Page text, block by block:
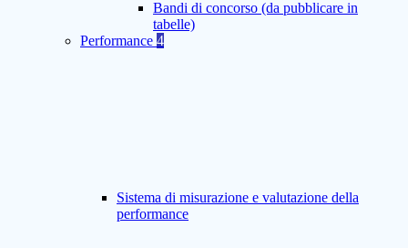
Bandi di concorso (da pubblicare in
tabelle)
Performance 4
Sistema di misurazione e valutazione della
performance